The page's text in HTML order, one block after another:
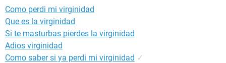
Como perdi mi virginidad
Que es la virginidad
Si te masturbas pierdes la virginidad
Adios virginidad
Como saber si ya perdi mi virginidad ✓